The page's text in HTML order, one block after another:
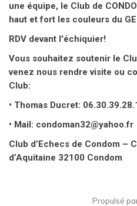
une équipe, le Club de
haut et fort les couleurs du
RDV devant l'échiquier!
Vous souhaitez soutenir le
venez nous rendre visite ou
Club:
• Thomas Ducret:
• Mail: condoman32@yahoo.fr
Club d’Echecs de Condom –
d’Aquitaine 32100 Condom
Propulsé